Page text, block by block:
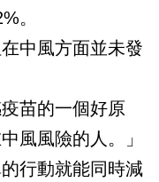
。
中風方面並未發
苗的一個好原
風風險的人。」
行動就能同時減